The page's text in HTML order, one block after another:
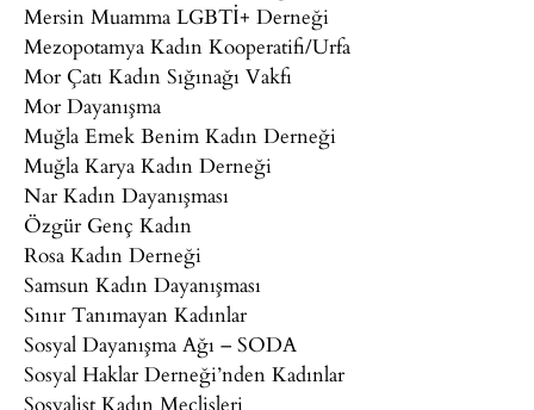
Mersin Muamma LGBTİ+ Derneği
Mezopotamya Kadın Kooperatifi/Urfa
Mor Çatı Kadın Sığınağı Vakfı
Mor Dayanışma
Muğla Emek Benim Kadın Derneği
Muğla Karya Kadın Derneği
Nar Kadın Dayanışması
Özgür Genç Kadın
Rosa Kadın Derneği
Samsun Kadın Dayanışması
Sınır Tanımayan Kadınlar
Sosyal Dayanışma Ağı – SODA
Sosyal Haklar Derneği’nden Kadınlar
Sosyalist Kadın Meclisleri